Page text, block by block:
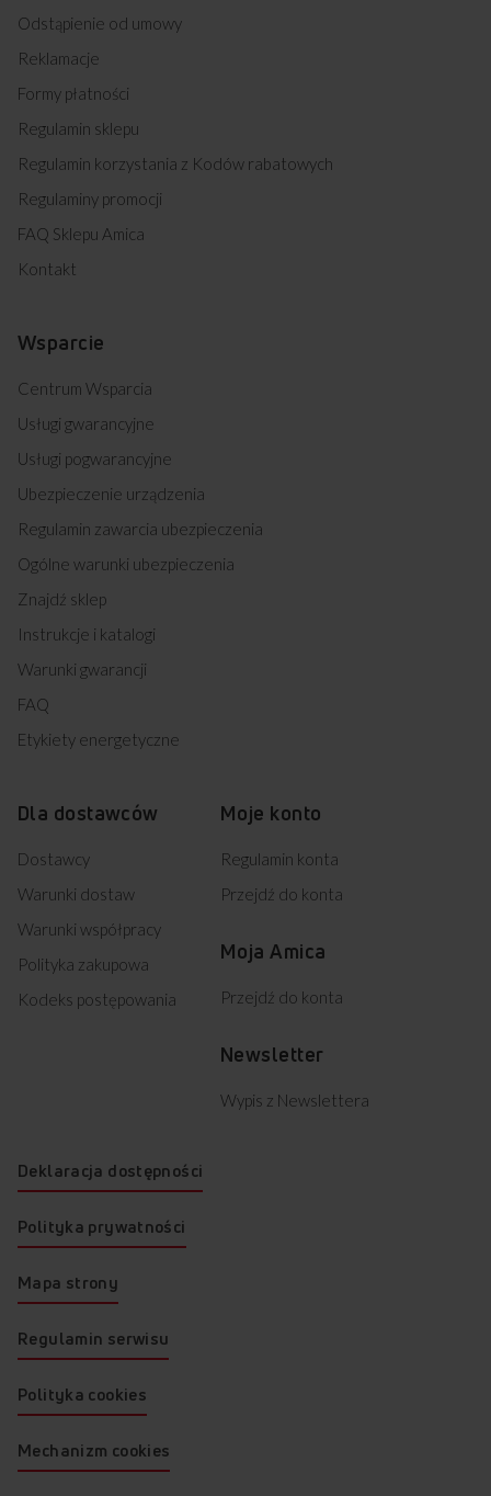
Odstąpienie od umowy
Reklamacje
Formy płatności
Regulamin sklepu
Regulamin korzystania z Kodów rabatowych
Regulaminy promocji
FAQ Sklepu Amica
Kontakt
Wsparcie
Centrum Wsparcia
Usługi gwarancyjne
Usługi pogwarancyjne
Ubezpieczenie urządzenia
Regulamin zawarcia ubezpieczenia
Ogólne warunki ubezpieczenia
Znajdź sklep
Instrukcje i katalogi
Warunki gwarancji
FAQ
Etykiety energetyczne
Dla dostawców
Dostawcy
Warunki dostaw
Warunki współpracy
Polityka zakupowa
Kodeks postępowania
Moje konto
Regulamin konta
Przejdź do konta
Moja Amica
Przejdź do konta
Newsletter
Wypis z Newslettera
Deklaracja dostępności
Polityka prywatności
Mapa strony
Regulamin serwisu
Polityka cookies
Mechanizm cookies